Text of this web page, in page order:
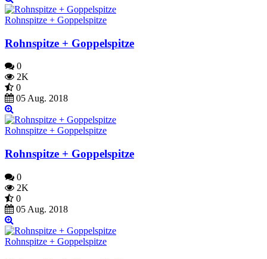
Rohnspitze + Goppelspitze
Rohnspitze + Goppelspitze
0
2K
0
05 Aug. 2018
Rohnspitze + Goppelspitze
Rohnspitze + Goppelspitze
0
2K
0
05 Aug. 2018
Rohnspitze + Goppelspitze